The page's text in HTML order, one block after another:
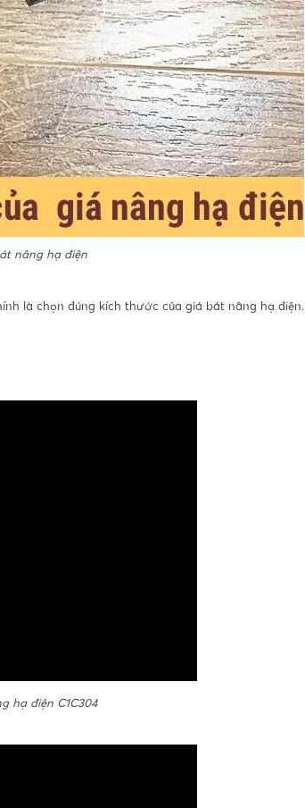
nâng hạ điện
là chọn đúng kích thước của giá bát nâng hạ điện.
hạ điện C1C304